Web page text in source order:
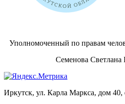
Уполномоченный по правам
Семенова Светлана
Иркутск, ул. Карла Маркса, дом 40,